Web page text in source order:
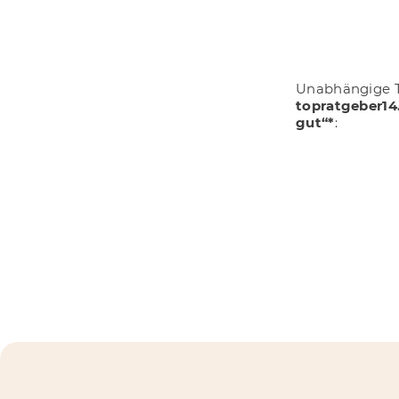
Unabhängige
gut“*: